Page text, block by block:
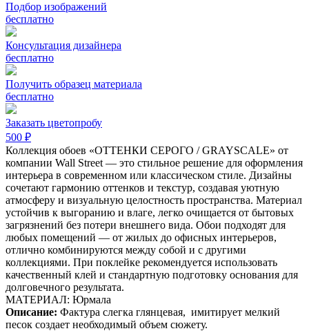
Подбор изображений
бесплатно
Консультация дизайнера
бесплатно
Получить образец материала
бесплатно
Заказать цветопробу
500 ₽
Коллекция обоев «ОТТЕНКИ СЕРОГО / GRAYSCALE» от
компании Wall Street — это стильное решение для оформления
интерьера в современном или классическом стиле. Дизайны
сочетают гармонию оттенков и текстур, создавая уютную
атмосферу и визуальную целостность пространства. Материал
устойчив к выгоранию и влаге, легко очищается от бытовых
загрязнений без потери внешнего вида. Обои подходят для
любых помещений — от жилых до офисных интерьеров,
отлично комбинируются между собой и с другими
коллекциями. При поклейке рекомендуется использовать
качественный клей и стандартную подготовку основания для
долговечного результата.
МАТЕРИАЛ: Юрмала
Описание: Фактура слегка глянцевая, имитирует мелкий
песок создает необходимый объем сюжету.